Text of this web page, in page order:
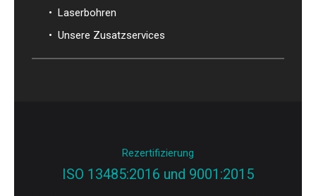
• Laserbohren
• Unsere Zusatzservices
Rezertifizierung
ISO 13485:2016 und 9001:2015